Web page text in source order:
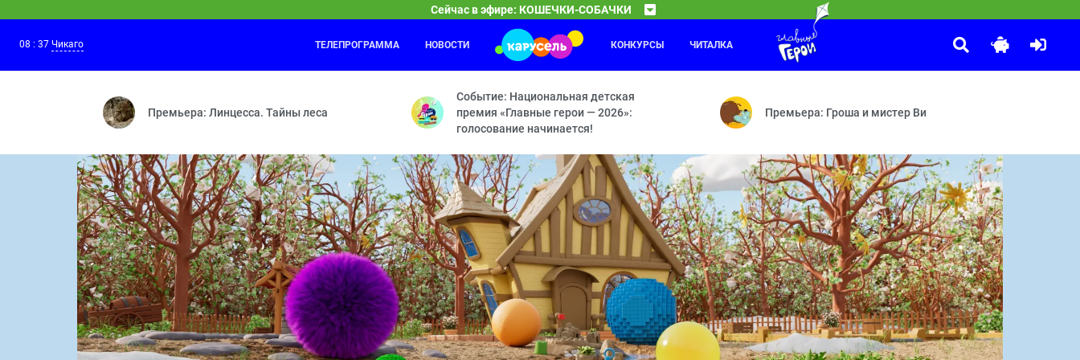
Сейчас в эфире: КОШЕЧКИ-СОБАЧКИ
Эх, Мия-Мия — Новичок — Английский натюрморт — Где же Максик? — Считалка — Лесная прогулка — Ракета — ПДД — Почтовый квест — Спасите шляпу!
Каникулы Светофоровых
Помните дружную семью Светофоровых? Они снова в деле, и на этот раз их ждёт большое путешествие!
Что, зачем и почему?
В 2025 году телеканалу «Карусель» исполняется 15 лет! В
08 : 37 Чикаго ТЕЛЕПРОГРАММА НОВОСТИ КОНКУРСЫ ЧИТАЛКА
Премьера: Линцесса. Тайны леса
Событие: Национальная детская
премия «Главные герои — 2026»:
голосование начинается!
Премьера: Гроша и мистер Ви